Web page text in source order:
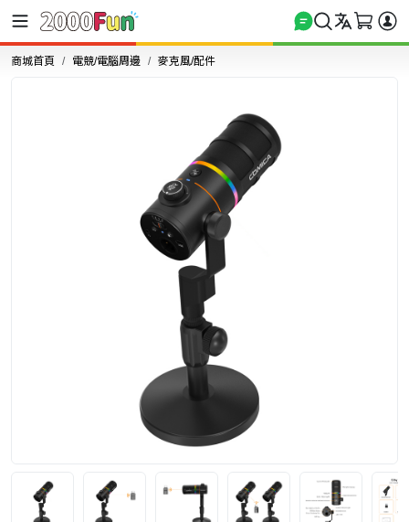
商城首頁 電競/電腦周邊 麥克風/配件